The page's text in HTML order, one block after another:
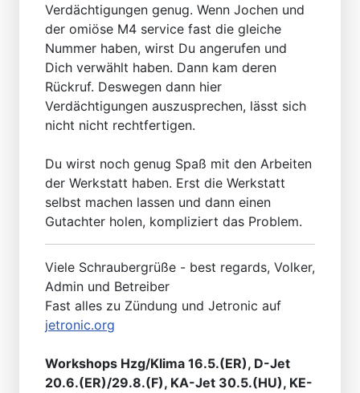
Verdächtigungen genug. Wenn Jochen und
der omiöse M4 service fast die gleiche
Nummer haben, wirst Du angerufen und
Dich verwählt haben. Dann kam deren
Rückruf. Deswegen dann hier
Verdächtigungen auszusprechen, lässt sich
nicht nicht rechtfertigen.
Du wirst noch genug Spaß mit den Arbeiten
der Werkstatt haben. Erst die Werkstatt
selbst machen lassen und dann einen
Gutachter holen, kompliziert das Problem.
Viele Schraubergrüße - best regards, Volker,
Admin und Betreiber
Fast alles zu Zündung und Jetronic auf
jetronic.org
Workshops Hzg/Klima 16.5.(ER), D-Jet
20.6.(ER)/29.8.(F), KA-Jet 30.5.(HU), KE-